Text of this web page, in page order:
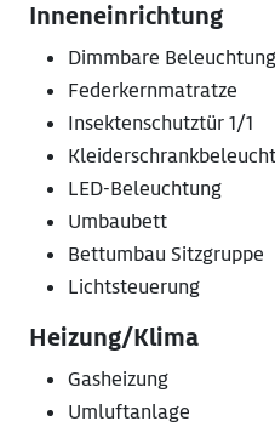
Inneneinrichtung
Dimmbare Beleuchtung
Federkernmatratze
Insektenschutztür 1/1
LED-Beleuchtung
Umbaubett
Bettumbau Sitzgruppe
Lichtsteuerung
Heizung/Klima
Gasheizung
Umluftanlage